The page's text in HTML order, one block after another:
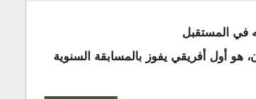
في المستقبل
عاما) من الكاميرون، هو أول أفريقي يفوز بالمسابقة السنوية